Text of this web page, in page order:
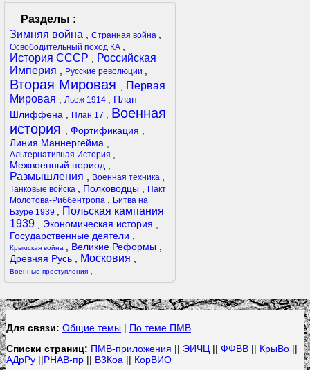
Разделы :
Зимняя война
Странная война
Освободительный поход КА
История СССР
Российская
Империя
Русские революции
Вторая Мировая
Первая
Мировая
Льеж 1914
План
Шлиффена
План 17
Военная
история
Фортификация
Линия Маннергейма
Альтернативная История
Межвоенный период
Размышления Военная техника
Танковые войска Полководцы
Пакт
Молотова-Риббентропа
Битва на
Бзуре 1939
Польская кампания
1939
Экономическая история
Государственные деятели
Крымская война Великие Реформы
Древняя Русь
Московия
Военные преступления
Для связи: Общие темы | По теме ПМВ.
Списки страниц: ПМВ-приложения || ЭИЧЦ || ФФВВ|| КрыВо||
АДрРу||РНАВ-пр|| В3Коа || КорВИО